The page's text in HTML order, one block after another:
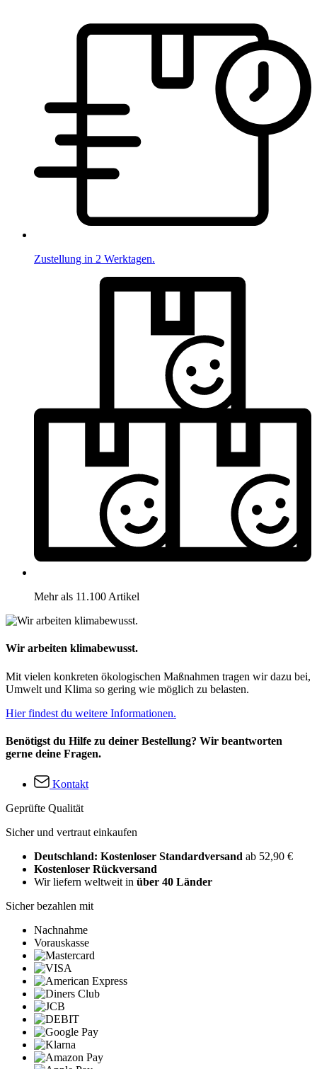
Zustellung in 2 Werktagen.
Mehr als 11.100 Artikel
Wir arbeiten klimabewusst.
Mit vielen konkreten ökologischen Maßnahmen tragen wir dazu bei,
Umwelt und Klima so gering wie möglich zu belasten.
Hier findest du weitere Informationen.
Benötigst du Hilfe zu deiner Bestellung? Wir beantworten
gerne deine Fragen.
Kontakt
Geprüfte Qualität
Sicher und vertraut einkaufen
Deutschland: Kostenloser Standardversand ab 52,90 €
Kostenloser Rückversand
Wir liefern weltweit in über 40 Länder
Sicher bezahlen mit
Nachnahme
Vorauskasse